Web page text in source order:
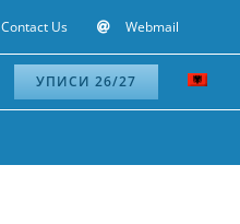
Contact Us Webmail
УПИСИ 26/27